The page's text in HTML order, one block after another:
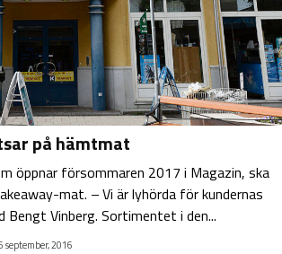
på hämtmat
öppnar försommaren 2017 i Magazin, ska
mat. – Vi är lyhörda för kundernas
Bengt Vinberg. Sortimentet i den...
september, 2016